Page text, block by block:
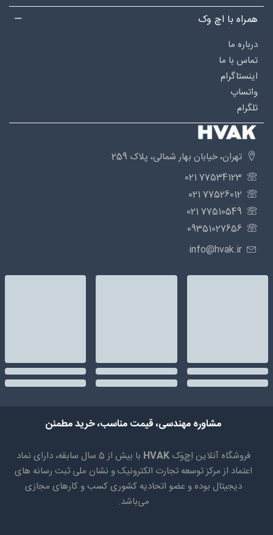
همراه با اچ وک
درباره‌ ما
تماس با ما
اینستاگرام
واتساپ
تلگرام
تهران، خیابان بهار شمالی، پلاک 259
77534123 021
77526012 021
77510549 021
09351027656
info@hvak.ir
مشاوره مهندسی، قیمت مناسب، خرید مطمئن
فروشگاه آنلاین اِچ‌وَک HVAK
با بیش از 5 سال سابقه، دارای نماد
اعتماد از مرکز توسعه تجارت الکترونیک و نشان ملی ثبت رسانه های
دیجیتال بوده و عضو اتحادیه کشوری کسب و کارهای مجازی
می‌باشد.